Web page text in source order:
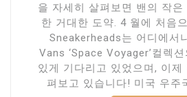
을 자세히 살펴보면 밴의 작은
한 거대한 도약. 4 월에 처음
Sneakerheads는 어디에서
Vans ‘Space Voyager’컬렉
있게 기다리고 있었으며, 이
펴보고 있습니다! 미국 우주